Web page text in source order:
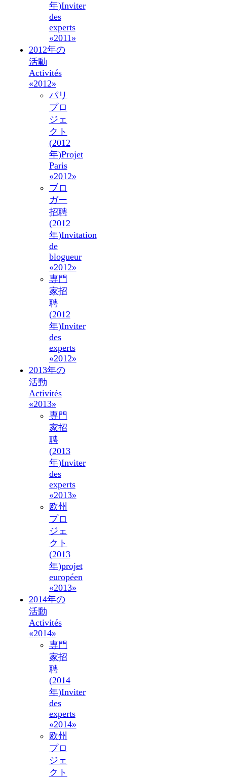
年)Inviter
des
experts
«2011»
2012年の
活動
Activités
«2012»
パリ
プロ
ジェ
クト
(2012
年)Projet
Paris
«2012»
ブロ
ガー
招聘
(2012
年)Invitation
de
blogueur
«2012»
専門
家招
聘
(2012
年)Inviter
des
experts
«2012»
2013年の
活動
Activités
«2013»
専門
家招
聘
(2013
年)Inviter
des
experts
«2013»
欧州
プロ
ジェ
クト
(2013
年)projet
européen
«2013»
2014年の
活動
Activités
«2014»
専門
家招
聘
(2014
年)Inviter
des
experts
«2014»
欧州
プロ
ジェ
クト